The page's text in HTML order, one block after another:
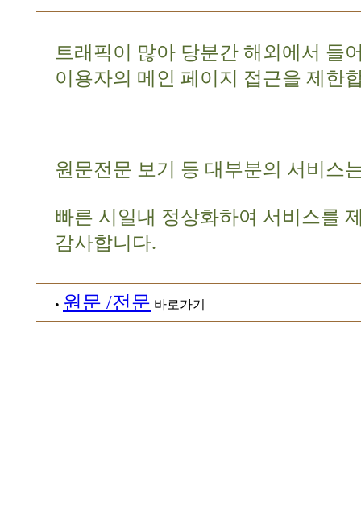
트래픽이 많아 당분간 해외에서 들
이용자의 메인 페이지 접근을 제한
원문전문 보기 등 대부분의 서비스
빠른 시일내 정상화하여 서비스를
감사합니다.
• 원문 /전문 바로가기